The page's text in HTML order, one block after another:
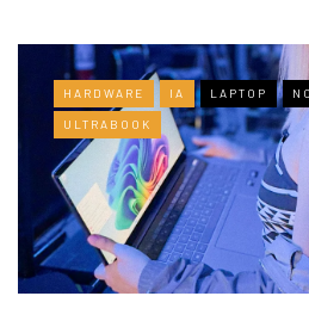
HARDWARE IA LAPTOP
ULTRABOOK